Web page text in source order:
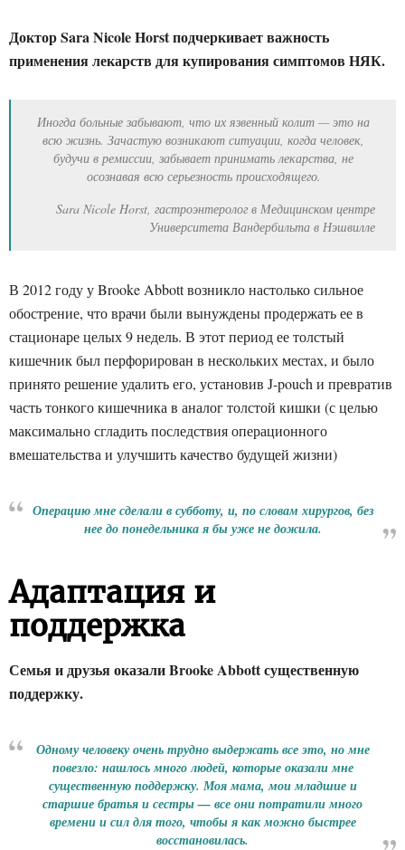
Доктор Sara Nicole Horst подчеркивает важность
применения лекарств для купирования симптомов НЯК.
Иногда больные забывают, что их язвенный колит — это на
всю жизнь. Зачастую возникают ситуации, когда человек,
будучи в ремиссии, забывает принимать лекарства, не
осознавая всю серьезность происходящего.
Sara Nicole Horst, гастроэнтеролог в Медицинском центре
Университета Вандербильта в Нэшвилле
В 2012 году у Brooke Abbott возникло настолько сильное
обострение, что врачи были вынуждены продержать ее в
стационаре целых 9 недель. В этот период ее толстый
кишечник был перфорирован в нескольких местах, и было
принято решение удалить его, установив J-pouch и превратив
часть тонкого кишечника в аналог толстой кишки (с целью
максимально сгладить последствия операционного
вмешательства и улучшить качество будущей жизни)
Операцию мне сделали в субботу, и, по словам хирургов, без
нее до понедельника я бы уже не дожила.
Адаптация и
поддержка
Семья и друзья оказали Brooke Abbott существенную
поддержку.
Одному человеку очень трудно выдержать все это, но мне
повезло: нашлось много людей, которые оказали мне
существенную поддержку. Моя мама, мои младшие и
старшие братья и сестры — все они потратили много
времени и сил для того, чтобы я как можно быстрее
восстановилась.